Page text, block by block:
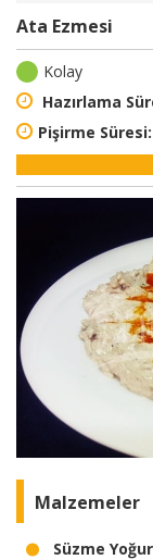
Ata Ezmesi
Kolay
Hazırlama
Pişirme Süresi:
Malzemeler
Süzme